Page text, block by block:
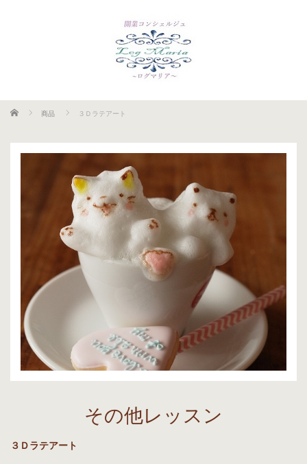
ホーム 商品 ３Ｄラテアート
その他レッスン
３Ｄラテアート